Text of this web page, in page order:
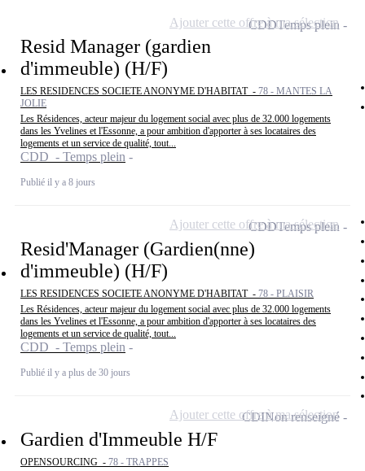
Resid Manager (gardien
d'immeuble) (H/F)
LES RESIDENCES SOCIETE ANONYME D'HABITAT - 78 - MANTES LA
JOLIE
Les Résidences, acteur majeur du logement social avec plus de 32.000 logements
dans les Yvelines et l'Essonne, a pour ambition d'apporter à ses locataires des
logements et un service de qualité, tout...
CDD - Temps plein
Publié il y a 8 jours
CDDTemps plein
Ajouter cette offre à ma sélection
Resid'Manager (Gardien(nne)
d'immeuble) (H/F)
LES RESIDENCES SOCIETE ANONYME D'HABITAT - 78 - PLAISIR
Les Résidences, acteur majeur du logement social avec plus de 32.000 logements
dans les Yvelines et l'Essonne, a pour ambition d'apporter à ses locataires des
logements et un service de qualité, tout...
CDD - Temps plein
Publié il y a plus de 30 jours
CDDTemps plein
Ajouter cette offre à ma sélection
Gardien d'Immeuble H/F
OPENSOURCING - 78 - TRAPPES
CDINon renseigné
Ajouter cette offre à ma sélection